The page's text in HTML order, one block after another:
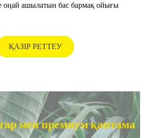
оңай ашылатын бас бармақ ойығы
ҚАЗІР РЕТТЕУ
мен премиум қаптама